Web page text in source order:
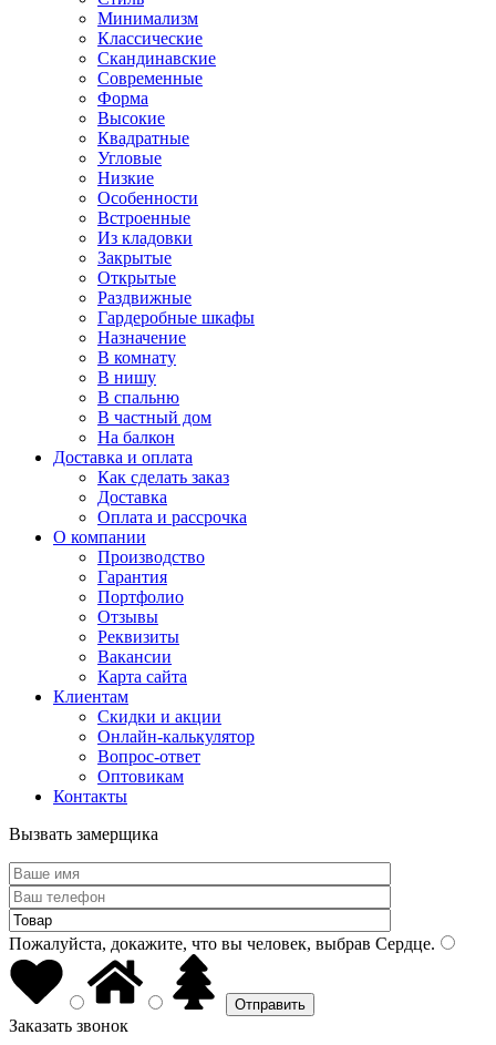
Минимализм
Классические
Скандинавские
Современные
Форма
Высокие
Квадратные
Угловые
Низкие
Особенности
Встроенные
Из кладовки
Закрытые
Открытые
Раздвижные
Гардеробные шкафы
Назначение
В комнату
В нишу
В спальню
В частный дом
На балкон
Доставка и оплата
Как сделать заказ
Доставка
Оплата и рассрочка
О компании
Производство
Гарантия
Портфолио
Отзывы
Реквизиты
Вакансии
Карта сайта
Клиентам
Скидки и акции
Онлайн-калькулятор
Вопрос-ответ
Оптовикам
Контакты
Вызвать замерщика
Пожалуйста, докажите, что вы человек, выбрав Сердце.
Заказать звонок